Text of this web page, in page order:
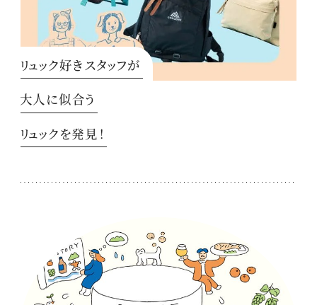
リュック好きスタッフが
大人に似合う
リュックを発見！